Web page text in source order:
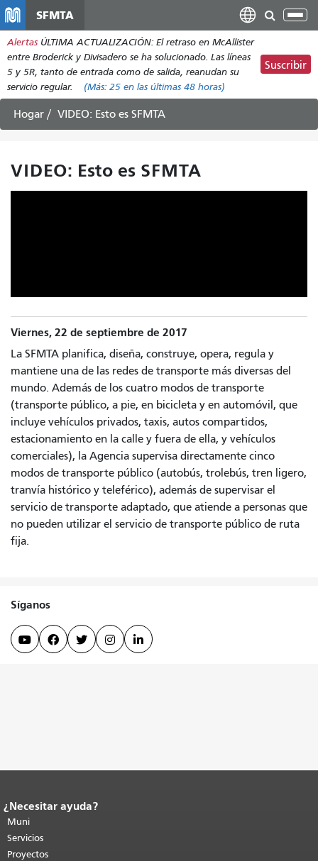
contenido
principal
SFMTA
Alertas ÚLTIMA ACTUALIZACIÓN: El retraso en McAllister
entre Broderick y Divisadero se ha solucionado. Las líneas
5 y 5R, tanto de entrada como de salida, reanudan su
servicio regular.
(Más: 25 en las últimas 48 horas)
Suscribir
Hogar VIDEO: Esto es SFMTA
VIDEO: Esto es SFMTA
Viernes, 22 de septiembre de 2017
La SFMTA planifica, diseña, construye, opera, regula y
mantiene una de las redes de transporte más diversas del
mundo. Además de los cuatro modos de transporte
(transporte público, a pie, en bicicleta y en automóvil, que
incluye vehículos privados, taxis, autos compartidos,
estacionamiento en la calle y fuera de ella, y vehículos
comerciales), la Agencia supervisa directamente cinco
modos de transporte público (autobús, trolebús, tren ligero,
tranvía histórico y teleférico), además de supervisar el
servicio de transporte adaptado, que atiende a personas que
no pueden utilizar el servicio de transporte público de ruta
fija.
Síganos
    
Fin del contenido de la página.
de esta página se repite en todas las
páginas.Volver al principio del
contenido principal
¿Necesitar ayuda?
Muni
Servicios
Proyectos